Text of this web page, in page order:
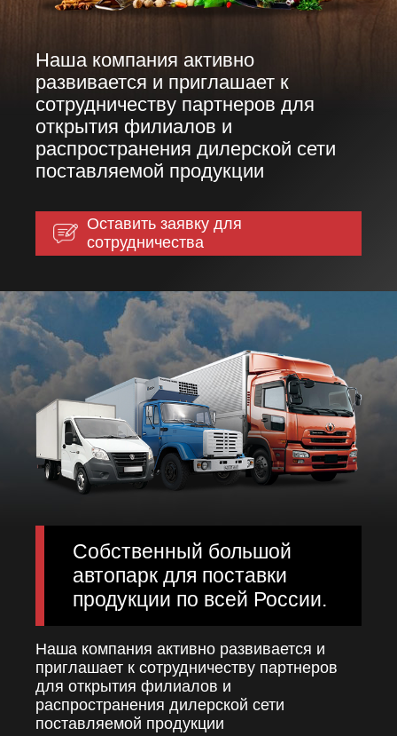
Наша компания активно
развивается и приглашает к
сотрудничеству партнеров для
открытия филиалов и
распространения дилерской сети
поставляемой продукции
Оставить заявку для
сотрудничества
Собственный большой
автопарк для поставки
продукции по всей России.
Наша компания активно развивается и
приглашает к сотрудничеству партнеров
для открытия филиалов и
распространения дилерской сети
поставляемой продукции